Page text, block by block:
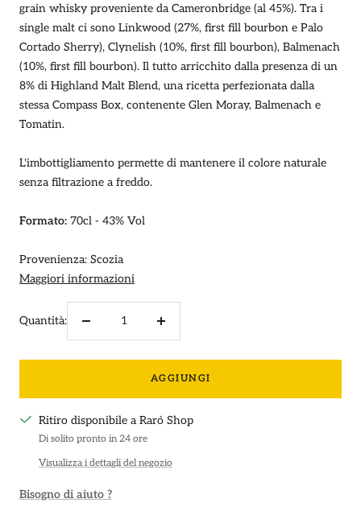
grain whisky proveniente da Cameronbridge (al 45%). Tra i
single malt ci sono Linkwood (27%, first fill bourbon e Palo
Cortado Sherry), Clynelish (10%, first fill bourbon), Balmenach
(10%, first fill bourbon). Il tutto arricchito dalla presenza di un
8% di Highland Malt Blend, una ricetta perfezionata dalla
stessa Compass Box, contenente Glen Moray, Balmenach e
Tomatin.
L'imbottigliamento permette di mantenere il colore naturale
senza filtrazione a freddo.
Formato: 70cl - 43% Vol
Provenienza: Scozia
Maggiori informazioni
Quantità:
Diminuire
Aumenta
AGGIUNGI
Ritiro disponibile a Raró Shop
Di solito pronto in 24 ore
Visualizza i dettagli del negozio
Bisogno di aiuto ?